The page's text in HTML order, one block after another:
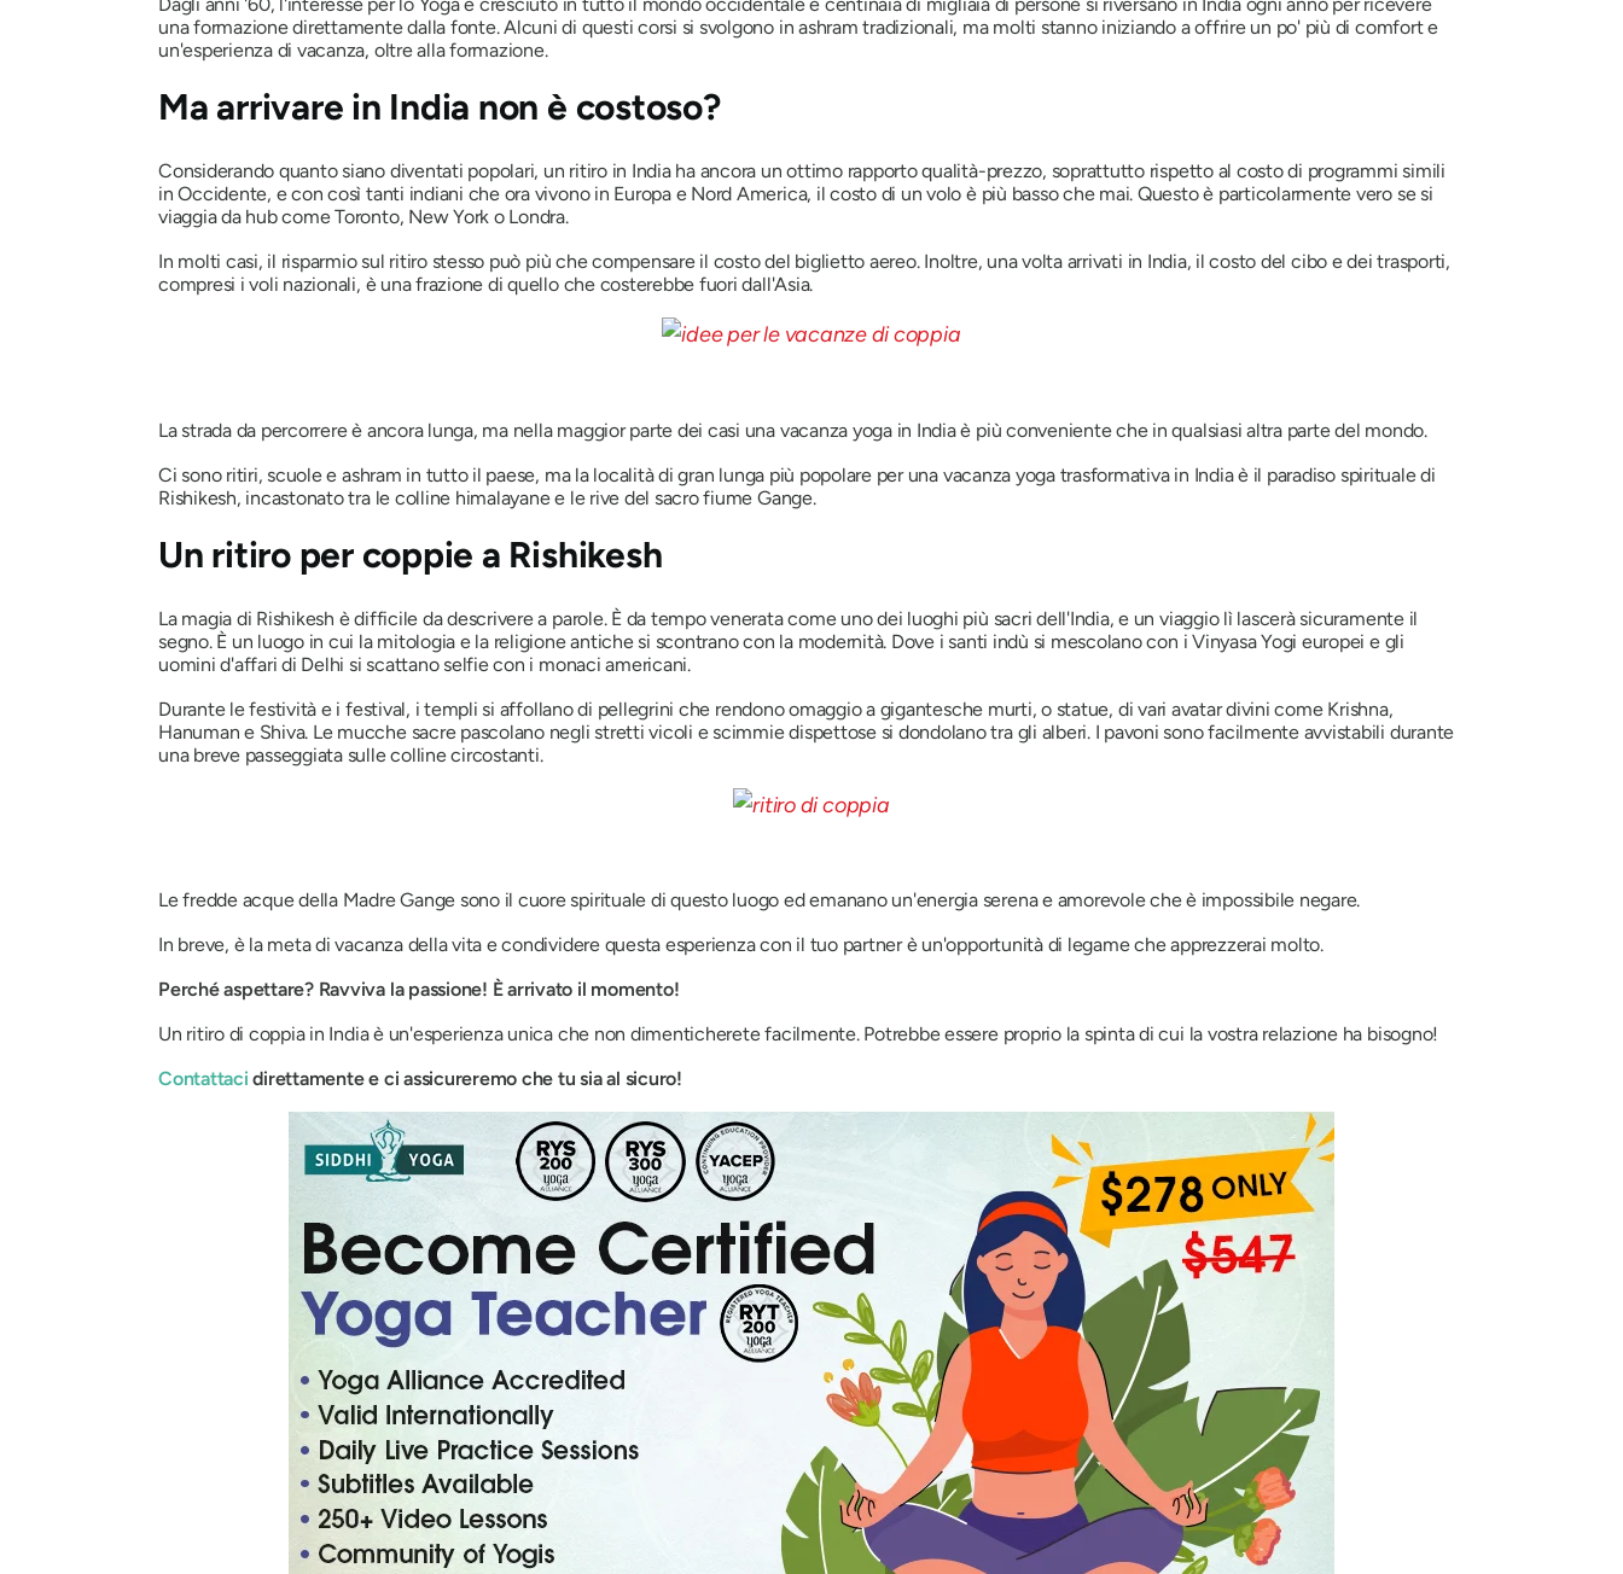
Dagli anni '60, l'interesse per lo Yoga è cresciuto in tutto il mondo occidentale e centinaia di migliaia di persone si riversano in India ogni anno per ricevere
una formazione direttamente dalla fonte. Alcuni di questi corsi si svolgono in ashram tradizionali, ma molti stanno iniziando a offrire un po' più di comfort e
un'esperienza di vacanza, oltre alla formazione.
Ma arrivare in India non è costoso?
Considerando quanto siano diventati popolari, un ritiro in India ha ancora un ottimo rapporto qualità-prezzo, soprattutto rispetto al costo di programmi simili
in Occidente, e con così tanti indiani che ora vivono in Europa e Nord America, il costo di un volo è più basso che mai. Questo è particolarmente vero se si
viaggia da hub come Toronto, New York o Londra.
In molti casi, il risparmio sul ritiro stesso può più che compensare il costo del biglietto aereo. Inoltre, una volta arrivati ​​in India, il costo del cibo e dei trasporti,
compresi i voli nazionali, è una frazione di quello che costerebbe fuori dall'Asia.
La strada da percorrere è ancora lunga, ma nella maggior parte dei casi una vacanza yoga in India è più conveniente che in qualsiasi altra parte del mondo.
Ci sono ritiri, scuole e ashram in tutto il paese, ma la località di gran lunga più popolare per una vacanza yoga trasformativa in India è il paradiso spirituale di
Rishikesh, incastonato tra le colline himalayane e le rive del sacro fiume Gange.
Un ritiro per coppie a Rishikesh
La magia di Rishikesh è difficile da descrivere a parole. È da tempo venerata come uno dei luoghi più sacri dell'India, e un viaggio lì lascerà sicuramente il
segno. È un luogo in cui la mitologia e la religione antiche si scontrano con la modernità. Dove i santi indù si mescolano con i Vinyasa Yogi europei e gli
uomini d'affari di Delhi si scattano selfie con i monaci americani.
Durante le festività e i festival, i templi si affollano di pellegrini che rendono omaggio a gigantesche murti,o statue, di vari avatar divini come Krishna,
Hanuman e Shiva. Le mucche sacre pascolano negli stretti vicoli e scimmie dispettose si dondolano tra gli alberi. I pavoni sono facilmente avvistabili durante
una breve passeggiata sulle colline circostanti.
Le fredde acque della Madre Gange sono il cuore spirituale di questo luogo ed emanano un'energia serena e amorevole che è impossibile negare.
In breve, è la meta di vacanza della vita e condividere questa esperienza con il tuo partner è un'opportunità di legame che apprezzerai molto.
Perché aspettare? Ravviva la passione! È arrivato il momento!
Un ritiro di coppia in India è un'esperienza unica che non dimenticherete facilmente. Potrebbe essere proprio la spinta di cui la vostra relazione ha bisogno!
Contattaci direttamente e ci assicureremo che tu sia al sicuro!